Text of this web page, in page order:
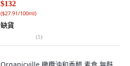
$132
($27.91/100ml)
缺貨
(5)